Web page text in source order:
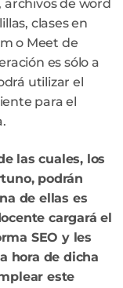
archivos de word
clases en
o Meet de
es sólo a
utilizar el
para el
las cuales, los
podrán
de ellas es
cargará el
SEO y les
hora de dicha
este